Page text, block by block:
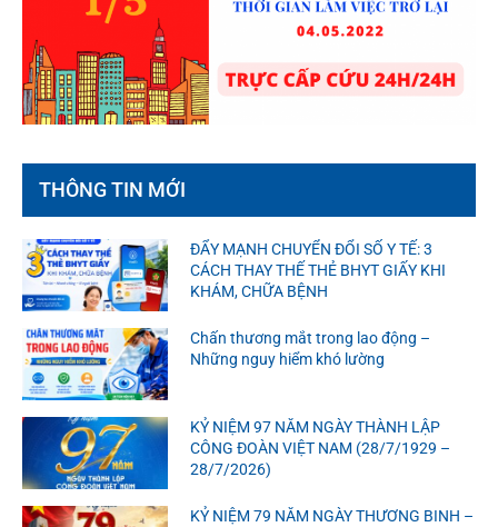
THÔNG TIN MỚI
ĐẨY MẠNH CHUYỂN ĐỔI SỐ Y TẾ: 3
CÁCH THAY THẾ THẺ BHYT GIẤY KHI
KHÁM, CHỮA BỆNH
Chấn thương mắt trong lao động –
Những nguy hiểm khó lường
KỶ NIỆM 97 NĂM NGÀY THÀNH LẬP
CÔNG ĐOÀN VIỆT NAM (28/7/1929 –
28/7/2026)
KỶ NIỆM 79 NĂM NGÀY THƯƠNG BINH –